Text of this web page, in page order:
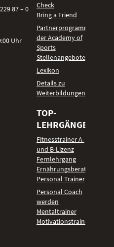
87 – 0
Uhr
Check
Bring a Friend
Partnerprogramm
der Academy of
Sports
Stellenangebote
Lexikon
Details zu
Weiterbildungen
TOP-
LEHRGÄNGE
Fitnesstrainer A-
und B-Lizenz
Fernlehrgang
Ernährungsberater
Personal Trainer
Personal Coach
werden
Mentaltrainer
Motivationstrainer